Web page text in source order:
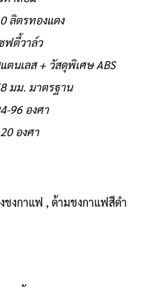
ลิตรทองแดง
ฟตี้วาล์ว
ตนเลส + วัสดุพิเศษ ABS
มม. มาตรฐาน
96 องศา
องศา
ชงกาแฟ , ด้ามชงกาแฟสีดำ